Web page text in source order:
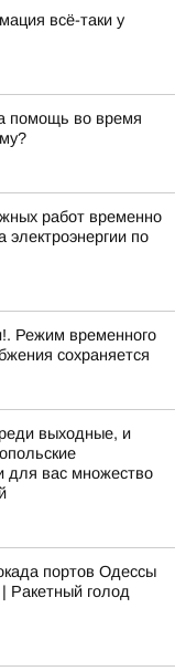
всё-таки у
помощь во время
работ временно
электроэнергии по
Режим временного
сохраняется
выходные, и
для вас множество
портов Одессы
Ракетный голод